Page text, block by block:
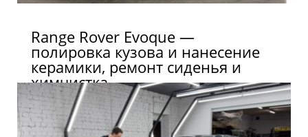
Range Rover Evoque —
полировка кузова и нанесение
керамики, ремонт сиденья и
химчистка